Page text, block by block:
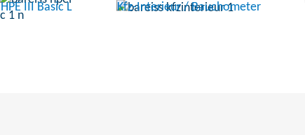
HPE III Basic L Kfz-Interieur / Bauchometer